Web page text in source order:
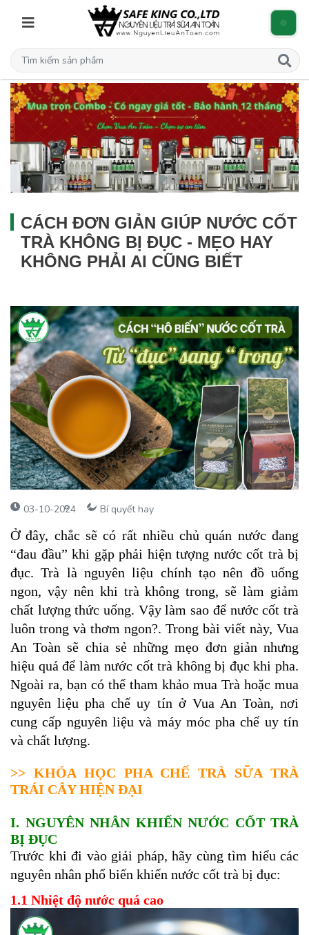
CÁCH ĐƠN GIẢN GIÚP NƯỚC CỐT
TRÀ KHÔNG BỊ ĐỤC - MẸO HAY
KHÔNG PHẢI AI CŨNG BIẾT
03-10-2024 Bí quyết hay
Ở đây, chắc sẽ có rất nhiều chủ quán nước đang
“đau đầu” khi gặp phải hiện tượng nước cốt trà bị
đục. Trà là nguyên liệu chính tạo nên đồ uống
ngon, vậy nên khi trà không trong, sẽ làm giảm
chất lượng thức uống. Vậy làm sao để nước cốt trà
luôn trong và thơm ngon?. Trong bài viết này, Vua
An Toàn sẽ chia sẻ những mẹo đơn giản nhưng
hiệu quả để làm nước cốt trà không bị đục khi pha.
Ngoài ra, bạn có thể tham khảo mua Trà hoặc mua
nguyên liệu pha chế uy tín ở Vua An Toàn, nơi
cung cấp nguyên liệu và máy móc pha chế uy tín
và chất lượng.
>> KHÓA HỌC PHA CHẾ TRÀ SỮA TRÀ
TRÁI CÂY HIỆN ĐẠI
I. NGUYÊN NHÂN KHIẾN NƯỚC CỐT TRÀ
BỊ ĐỤC
Trước khi đi vào giải pháp, hãy cùng tìm hiểu các
nguyên nhân phổ biến khiến nước cốt trà bị đục:
1.1 Nhiệt độ nước quá cao